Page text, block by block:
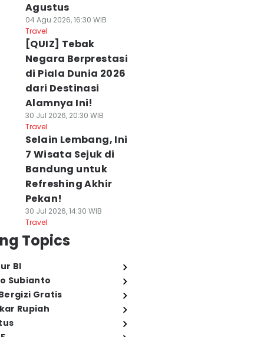
Agustus
04 Agu 2026, 16:30 WIB
Travel
[QUIZ] Tebak
Negara Berprestasi
di Piala Dunia 2026
dari Destinasi
Alamnya Ini!
30 Jul 2026, 20:30 WIB
Travel
Selain Lembang, Ini
7 Wisata Sejuk di
Bandung untuk
Refreshing Akhir
Pekan!
30 Jul 2026, 14:30 WIB
Travel
Topics
BI
Subianto
Gratis
Rupiah